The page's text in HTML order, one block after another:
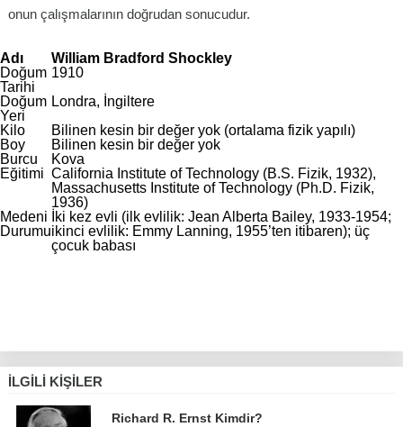
onun çalışmalarının doğrudan sonucudur.
Adı
William Bradford Shockley
Doğum
Tarihi
1910
Doğum
Yeri
Londra, İngiltere
Kilo
Bilinen kesin bir değer yok (ortalama fizik yapılı)
Boy
Bilinen kesin bir değer yok
Burcu
Kova
Eğitimi California Institute of Technology (B.S. Fizik, 1932),
Massachusetts Institute of Technology (Ph.D. Fizik,
1936)
Medeni
Durumu
İki kez evli (ilk evlilik: Jean Alberta Bailey, 1933-1954;
ikinci evlilik: Emmy Lanning, 1955’ten itibaren); üç
çocuk babası
İLGILI KIŞILER
Richard R. Ernst Kimdir?